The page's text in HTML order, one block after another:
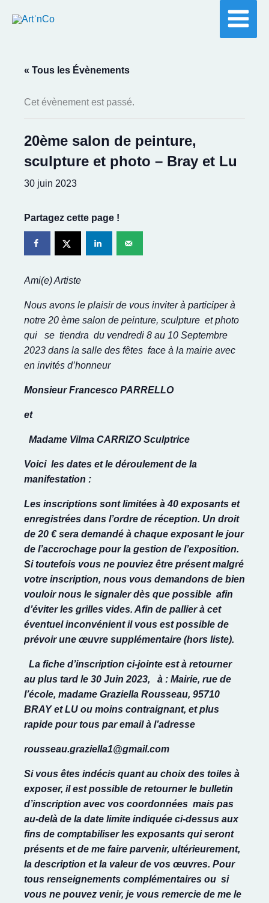
« Tous les Évènements
Cet évènement est passé.
20ème salon de peinture,
sculpture et photo – Bray et Lu
30 juin 2023
Partagez cette page !
Ami(e) Artiste
Nous avons le plaisir de vous inviter à participer à
notre 20 ème salon de peinture, sculpture et photo
qui se tiendra du vendredi 8 au 10 Septembre
2023 dans la salle des fêtes face à la mairie avec
en invités d’honneur
Monsieur Francesco PARRELLO
et
Madame Vilma CARRIZO Sculptrice
Voici les dates et le déroulement de la
manifestation :
Les inscriptions sont limitées à 40 exposants et
enregistrées dans l’ordre de réception. Un droit
de 20 € sera demandé à chaque exposant le jour
de l’accrochage pour la gestion de l’exposition.
Si toutefois vous ne pouviez être présent malgré
votre inscription, nous vous demandons de bien
vouloir nous le signaler dès que possible afin
d’éviter les grilles vides. Afin de pallier à cet
éventuel inconvénient il vous est possible de
prévoir une œuvre supplémentaire (hors liste).
La fiche d’inscription ci-jointe est à retourner
au plus tard le 30 Juin 2023, à : Mairie, rue de
l’école, madame Graziella Rousseau, 95710
BRAY et LU ou moins contraignant, et plus
rapide pour tous par email à l’adresse
rousseau.graziella1@gmail.com
Si vous êtes indécis quant au choix des toiles à
exposer, il est possible de retourner le bulletin
d’inscription avec vos coordonnées mais pas
au-delà de la date limite indiquée ci-dessus aux
fins de comptabiliser les exposants qui seront
présents et de me faire parvenir, ultérieurement,
la description et la valeur de vos œuvres. Pour
tous renseignements complémentaires ou si
vous ne pouvez venir, je vous remercie de me le